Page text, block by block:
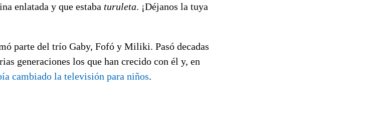
enlatada y que estaba turuleta. ¡Déjanos la tuya
parte del trío Gaby, Fofó y Miliki. Pasó decadas
generaciones los que han crecido con él y, en
cambiado la televisión para niños.